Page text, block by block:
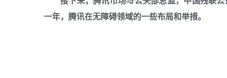
一年，腾讯在无障碍领域的一些布局和举措。